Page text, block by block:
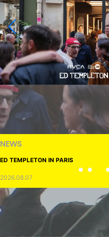
NEWS
ED TEMPLETON IN PARIS
2026.08.07